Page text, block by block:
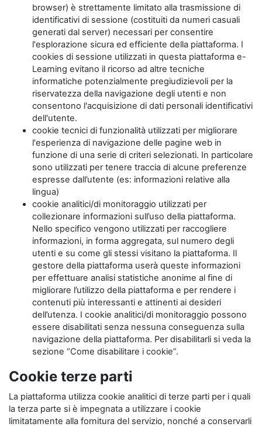
browser) è strettamente limitato alla trasmissione di
identificativi di sessione (costituiti da numeri casuali
generati dal server) necessari per consentire
l'esplorazione sicura ed efficiente della piattaforma. I
cookies di sessione utilizzati in questa piattaforma e-
Learning evitano il ricorso ad altre tecniche
informatiche potenzialmente pregiudizievoli per la
riservatezza della navigazione degli utenti e non
consentono l'acquisizione di dati personali identificativi
dell'utente.
cookie tecnici di funzionalità utilizzati per migliorare
l'esperienza di navigazione delle pagine web in
funzione di una serie di criteri selezionati. In particolare
sono utilizzati per tenere traccia di alcune preferenze
espresse dall’utente (es: informazioni relative alla
lingua)
cookie analitici/di monitoraggio utilizzati per
collezionare informazioni sull’uso della piattaforma.
Nello specifico vengono utilizzati per raccogliere
informazioni, in forma aggregata, sul numero degli
utenti e su come gli stessi visitano la piattaforma. Il
gestore della piattaforma userà queste informazioni
per effettuare analisi statistiche anonime al fine di
migliorare l’utilizzo della piattaforma e per rendere i
contenuti più interessanti e attinenti ai desideri
dell’utenza. I cookie analitici/di monitoraggio possono
essere disabilitati senza nessuna conseguenza sulla
navigazione della piattaforma. Per disabilitarli si veda la
sezione “Come disabilitare i cookie”.
Cookie terze parti
La piattaforma utilizza cookie analitici di terze parti per i quali
la terza parte si è impegnata a utilizzare i cookie
limitatamente alla fornitura del servizio, nonché a conservarli